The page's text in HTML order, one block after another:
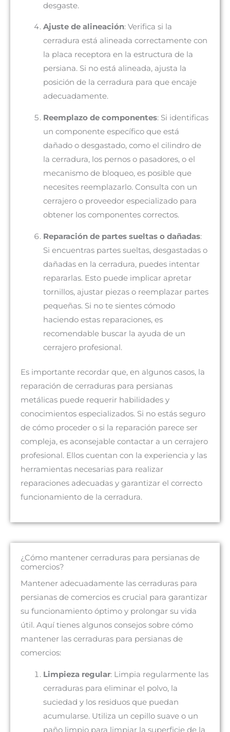
desgaste.
Ajuste de alineación: Verifica si la
cerradura está alineada correctamente con
la placa receptora en la estructura de la
persiana. Si no está alineada, ajusta la
posición de la cerradura para que encaje
adecuadamente.
Reemplazo de componentes: Si identificas
un componente específico que está
dañado o desgastado, como el cilindro de
la cerradura, los pernos o pasadores, o el
mecanismo de bloqueo, es posible que
necesites reemplazarlo. Consulta con un
cerrajero o proveedor especializado para
obtener los componentes correctos.
Reparación de partes sueltas o dañadas:
Si encuentras partes sueltas, desgastadas o
dañadas en la cerradura, puedes intentar
repararlas. Esto puede implicar apretar
tornillos, ajustar piezas o reemplazar partes
pequeñas. Si no te sientes cómodo
haciendo estas reparaciones, es
recomendable buscar la ayuda de un
cerrajero profesional.
Es importante recordar que, en algunos casos, la
reparación de cerraduras para persianas
metálicas puede requerir habilidades y
conocimientos especializados. Si no estás seguro
de cómo proceder o si la reparación parece ser
compleja, es aconsejable contactar a un cerrajero
profesional. Ellos cuentan con la experiencia y las
herramientas necesarias para realizar
reparaciones adecuadas y garantizar el correcto
funcionamiento de la cerradura.
¿Cómo mantener cerraduras para persianas de
comercios?
Mantener adecuadamente las cerraduras para
persianas de comercios es crucial para garantizar
su funcionamiento óptimo y prolongar su vida
útil. Aquí tienes algunos consejos sobre cómo
mantener las cerraduras para persianas de
comercios:
Limpieza regular: Limpia regularmente las
cerraduras para eliminar el polvo, la
suciedad y los residuos que puedan
acumularse. Utiliza un cepillo suave o un
paño limpio para limpiar la superficie de la